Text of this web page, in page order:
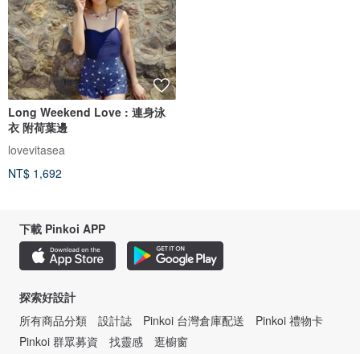
Long Weekend Love : 連身泳
衣 附荷葉邊
lovevitasea
NT$ 1,692
下載 Pinkoi APP
探索好設計
所有商品分類
設計誌 Pinkoi 台灣倉庫配送
Pinkoi 禮物卡
Pinkoi 群眾募資
找靈感 逛櫥窗